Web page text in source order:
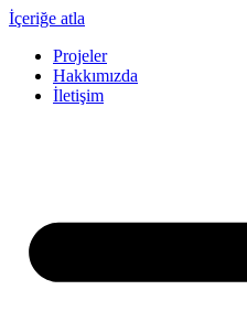
İçeriğe atla
Projeler
Hakkımızda
İletişim